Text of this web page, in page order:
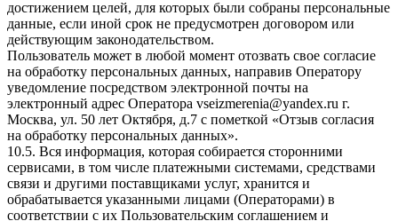
достижением целей, для которых были собраны персональные
данные, если иной срок не предусмотрен договором или
действующим законодательством.
Пользователь может в любой момент отозвать свое согласие
на обработку персональных данных, направив Оператору
уведомление посредством электронной почты на
электронный адрес Оператора vseizmerenia@yandex.ru г.
Москва, ул. 50 лет Октября, д.7 с пометкой «Отзыв согласия
на обработку персональных данных».
10.5. Вся информация, которая собирается сторонними
сервисами, в том числе платежными системами, средствами
связи и другими поставщиками услуг, хранится и
обрабатывается указанными лицами (Операторами) в
соответствии с их Пользовательским соглашением и